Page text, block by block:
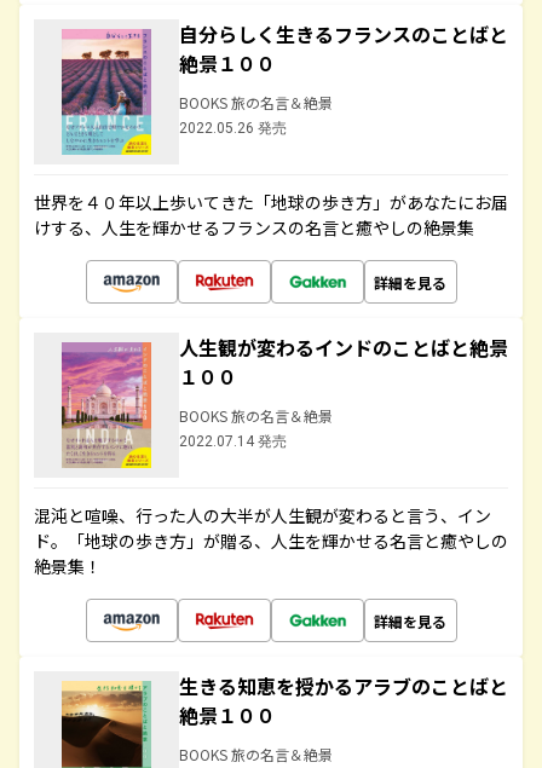
自分らしく生きるフランスのことばと
絶景１００
BOOKS 旅の名言＆絶景
2022.05.26 発売
世界を４０年以上歩いてきた「地球の歩き方」があなたにお届
けする、人生を輝かせるフランスの名言と癒やしの絶景集
詳細を見る
人生観が変わるインドのことばと絶景
１００
BOOKS 旅の名言＆絶景
2022.07.14 発売
混沌と喧噪、行った人の大半が人生観が変わると言う、イン
ド。「地球の歩き方」が贈る、人生を輝かせる名言と癒やしの
絶景集！
詳細を見る
生きる知恵を授かるアラブのことばと
絶景１００
BOOKS 旅の名言＆絶景